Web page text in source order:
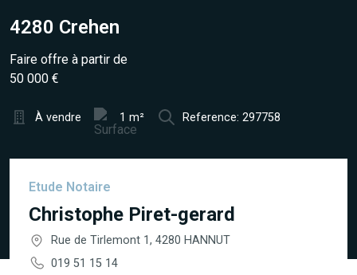
4280 Crehen
Faire offre à partir de
50 000 €
À vendre 1 m² Reference: 297758
Etude Notaire
Christophe Piret-gerard
Rue de Tirlemont 1, 4280 HANNUT
019 51 15 14